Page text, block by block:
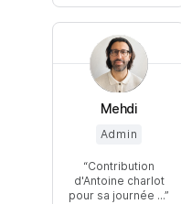
Mehdi
Admin
Contribution
d'Antoine charlot
pour sa journée ...